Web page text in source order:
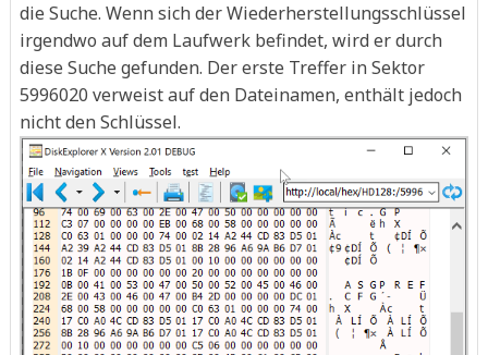
die Suche. Wenn sich der Wiederherstellungsschlüssel
irgendwo auf dem Laufwerk befindet, wird er durch
diese Suche gefunden. Der erste Treffer in Sektor
5996020 verweist auf den Dateinamen, enthält jedoch
nicht den Schlüssel.